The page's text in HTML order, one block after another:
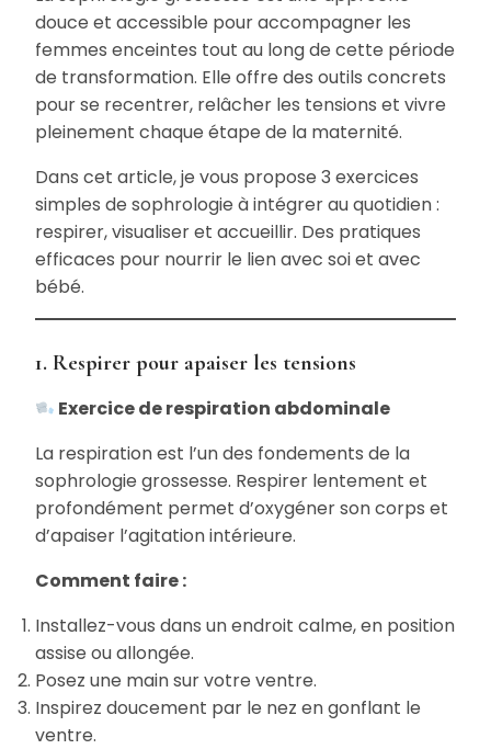
douce et accessible pour accompagner les
femmes enceintes tout au long de cette période
de transformation. Elle offre des outils concrets
pour se recentrer, relâcher les tensions et vivre
pleinement chaque étape de la maternité.
Dans cet article, je vous propose 3 exercices
simples de sophrologie à intégrer au quotidien :
respirer, visualiser et accueillir. Des pratiques
efficaces pour nourrir le lien avec soi et avec
bébé.
1. Respirer pour apaiser les tensions
Exercice de respiration abdominale
La respiration est l’un des fondements de la
sophrologie grossesse. Respirer lentement et
profondément permet d’oxygéner son corps et
d’apaiser l’agitation intérieure.
Comment faire :
Installez-vous dans un endroit calme, en position
assise ou allongée.
Posez une main sur votre ventre.
Inspirez doucement par le nez en gonflant le
ventre.